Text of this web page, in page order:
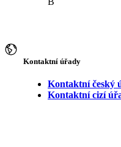
Kontaktní úřady
Kontaktní český
Kontaktní cizí